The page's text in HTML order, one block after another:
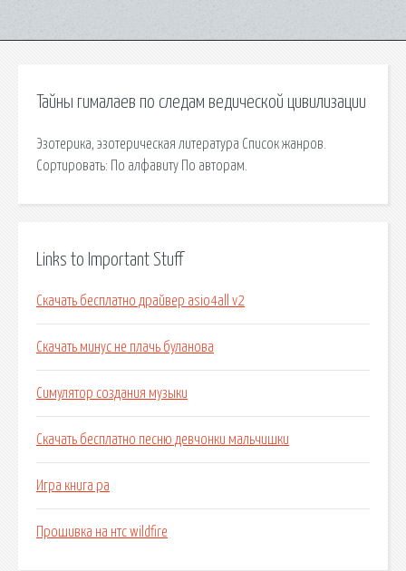
Тайны гималаев по следам ведической цивилизации
Эзотерика, эзотерическая литература Список жанров.
Сортировать: По алфавиту По авторам.
Links to Important Stuff
Скачать бесплатно драйвер asio4all v2
Скачать минус не плачь буланова
Симулятор создания музыки
Скачать бесплатно песню девчонки мальчишки
Игра книга ра
Прошивка на нтс wildfire